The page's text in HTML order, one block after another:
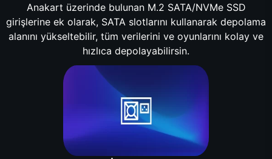
Anakart üzerinde bulunan M.2 SATA/NVMe SSD
girişlerine ek olarak, SATA slotlarını kullanarak depolama
alanını yükseltebilir, tüm verilerini ve oyunlarını kolay ve
hızlıca depolayabilirsin.